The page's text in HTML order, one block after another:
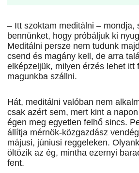
– Itt szoktam meditálni – mondja,
bennünket, hogy próbáljuk ki
Meditálni persze nem tudunk
csend és magány kell, de arra
elképzeljük, milyen érzés lehet itt
magunkba szállni.
Hát, meditálni valóban nem
csak azért sem, mert kint a
égen meg egyetlen felhő sincs.
állítja mérnök-közgazdász
májusi, júniusi reggeleken.
öltözik az ég, mintha ezernyi
fent.